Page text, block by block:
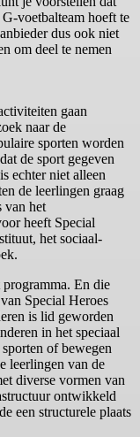
voetbalteam hoeft te
dus ook niet
om deel te nemen
gaan
naar de
sporten worden
de sport gegeven
echter niet alleen
de leerlingen graag
van het
heeft Special
het sociaal-
En die
Special Heroes
is lid geworden
in het speciaal
of bewegen
leerlingen van de
diverse vormen van
ontwikkeld
een structurele plaats